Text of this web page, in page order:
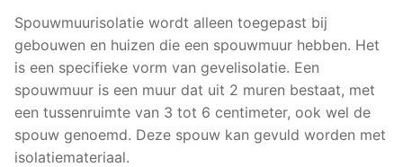
Spouwmuurisolatie wordt alleen toegepast bij
gebouwen en huizen die een spouwmuur hebben. Het
is een specifieke vorm van gevelisolatie. Een
spouwmuur is een muur dat uit 2 muren bestaat, met
een tussenruimte van 3 tot 6 centimeter, ook wel de
spouw genoemd. Deze spouw kan gevuld worden met
isolatiemateriaal.